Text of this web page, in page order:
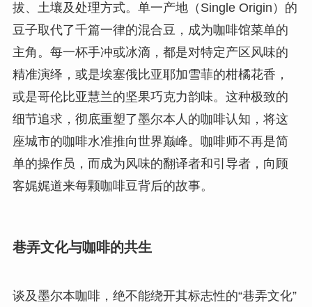
拔、土壤及处理方式。单一产地（Single Origin）的
豆子取代了千篇一律的混合豆，成为咖啡馆菜单的
主角。每一杯手冲或冰滴，都是对特定产区风味的
精准演绎，或是埃塞俄比亚耶加雪菲的柑橘花香，
或是哥伦比亚慧兰的坚果巧克力韵味。这种极致的
细节追求，彻底重塑了墨尔本人的咖啡认知，将这
座城市的咖啡水准推向世界巅峰。咖啡师不再是简
单的操作员，而成为风味的翻译者和引导者，向顾
客娓娓道来每颗咖啡豆背后的故事。
巷弄文化与咖啡的共生
谈及墨尔本咖啡，绝不能绕开其标志性的“巷弄文化”